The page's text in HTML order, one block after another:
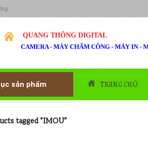
QUANG THÔNG DIGITAL
CAMERA - MÁY CHẤM CÔNG - MÁY IN -
sản phẩm TRANG CHỦ
tagged “IMOU”